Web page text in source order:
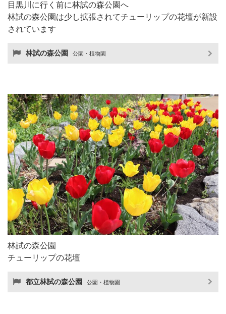
目黒川に行く前に林試の森公園へ
林試の森公園は少し拡張されてチューリップの花壇が新設
されています
林試の森公園 公園・植物園
林試の森公園
チューリップの花壇
都立林試の森公園 公園・植物園